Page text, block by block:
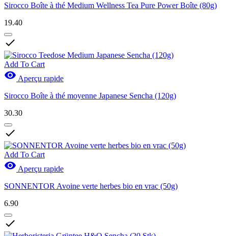
Sirocco Boîte à thé Medium Wellness Tea Pure Power Boîte (80g)
19.40

Add To Cart
 Aperçu rapide
Sirocco Boîte à thé moyenne Japanese Sencha (120g)
30.30

Add To Cart
 Aperçu rapide
SONNENTOR Avoine verte herbes bio en vrac (50g)
6.90
